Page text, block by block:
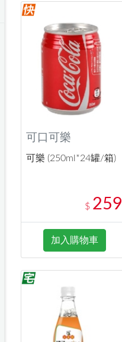
可口可樂
可樂 (250ml*24罐/箱)
$ 259
加入購物車